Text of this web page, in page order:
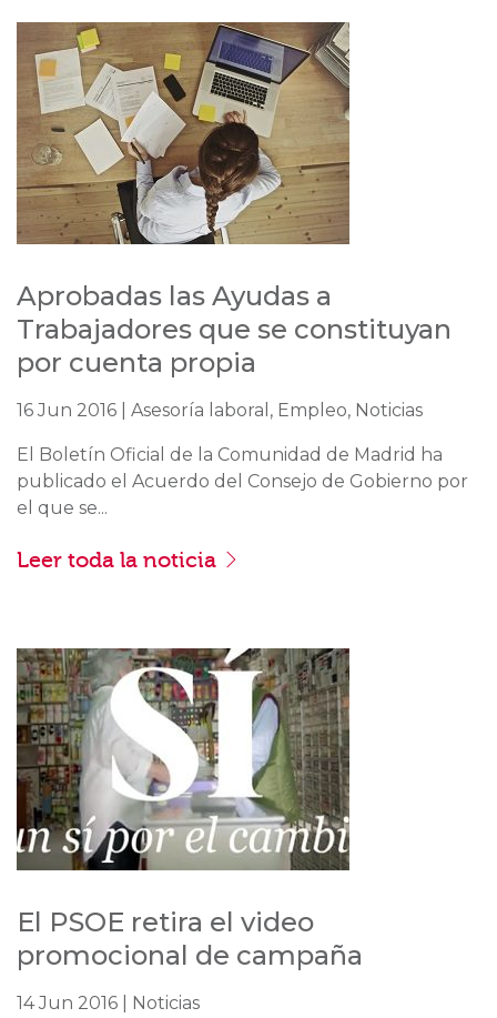
Aprobadas las Ayudas a
Trabajadores que se constituyan
por cuenta propia
16 Jun 2016 | Asesoría laboral, Empleo, Noticias
El Boletín Oficial de la Comunidad de Madrid ha
publicado el Acuerdo del Consejo de Gobierno por
el que se...
Leer toda la noticia
El PSOE retira el video
promocional de campaña
14 Jun 2016 | Noticias